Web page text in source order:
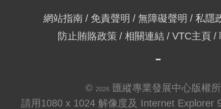
網站指南 免責聲明 無障礙聲明
私隱
防止賄賂政策
相關連結 VTC主頁
© 2026
匯縱專業發展中心版權
請用1080 x 1024 解像度及 Internet Explorer